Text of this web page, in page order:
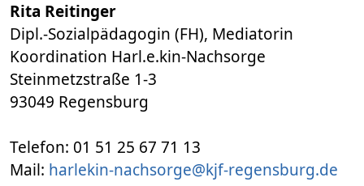
Rita Reitinger
Dipl.-Sozialpädagogin (FH), Mediatorin
Koordination Harl.e.kin-Nachsorge
Steinmetzstraße 1-3
​​​​​​​93049 Regensburg
​​​​​​​Telefon: 01 51 25 67 71 13
Mail: harlekin-nachsorge@kjf-regensburg.de